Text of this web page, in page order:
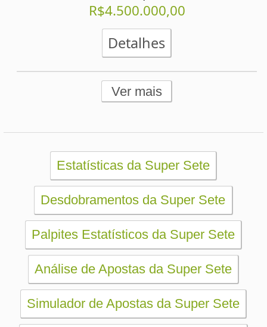
Início
Estatísticas
Desdobramentos
Conferidor
Simulador
Últimos resultados
Sorteios anteriores
Aumente suas chances
Futebol
Login / Cadastro
Carrinho